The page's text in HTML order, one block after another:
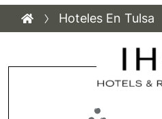
Hoteles En Tulsa